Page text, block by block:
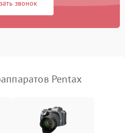
звонок
Pentax